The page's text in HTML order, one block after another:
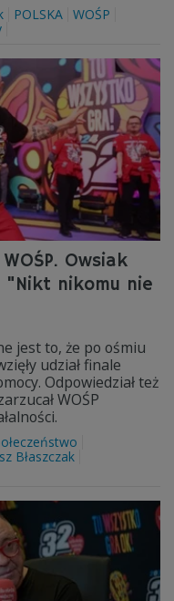
POLSKA WOŚP
Owsiak
"Nikt nikomu nie
jest to, że po ośmiu
udział finale
Odpowiedział też
WOŚP
Błaszczak